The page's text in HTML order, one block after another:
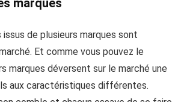
de plusieurs marques sont
Et comme vous pouvez le
marques déversent sur le marché une
aux caractéristiques différentes.